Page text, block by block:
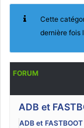
Cette
dernière fois
FORUM
ADB et
ADB et